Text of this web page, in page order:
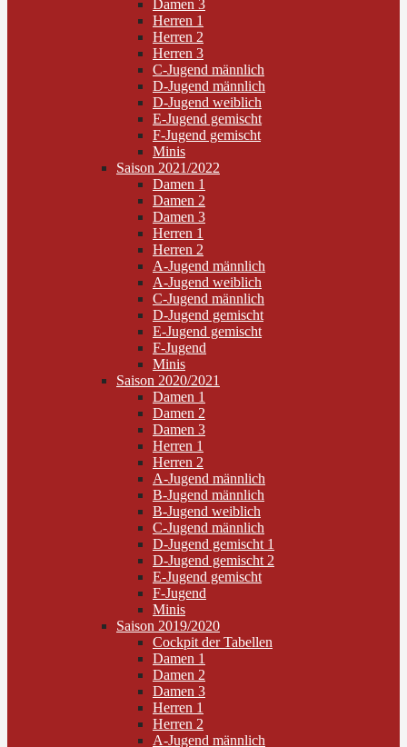
Damen 3
Herren 1
Herren 2
Herren 3
C-Jugend männlich
D-Jugend männlich
D-Jugend weiblich
E-Jugend gemischt
F-Jugend gemischt
Minis
Saison 2021/2022
Damen 1
Damen 2
Damen 3
Herren 1
Herren 2
A-Jugend männlich
A-Jugend weiblich
C-Jugend männlich
D-Jugend gemischt
E-Jugend gemischt
F-Jugend
Minis
Saison 2020/2021
Damen 1
Damen 2
Damen 3
Herren 1
Herren 2
A-Jugend männlich
B-Jugend männlich
B-Jugend weiblich
C-Jugend männlich
D-Jugend gemischt 1
D-Jugend gemischt 2
E-Jugend gemischt
F-Jugend
Minis
Saison 2019/2020
Cockpit der Tabellen
Damen 1
Damen 2
Damen 3
Herren 1
Herren 2
A-Jugend männlich